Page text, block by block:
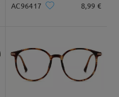
AC96417 8,99 €